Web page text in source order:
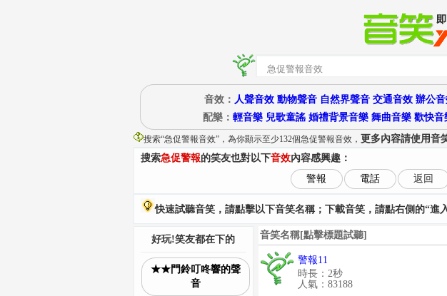
音效： 人聲音效 動物聲音 自然界聲音 交通音效 辦公
配樂： 輕音樂 兒歌童謠 婚禮背景音樂 舞曲音樂 歡快音
搜索“急促警報音效”，為你顯示至少132個急促警報音效， 更多內容請使用音
搜索急促警報的笑友也對以下音效內容感興趣：
警報
電話 返回
快速試聽音笑，請點擊以下音笑名稱；下載音笑，請點右側的“進
音笑名稱[點擊標題試聽]
警報11
時長：2秒
人氣：83188
好玩!笑友都在下的
★★門鈴叮咚響的聲
音